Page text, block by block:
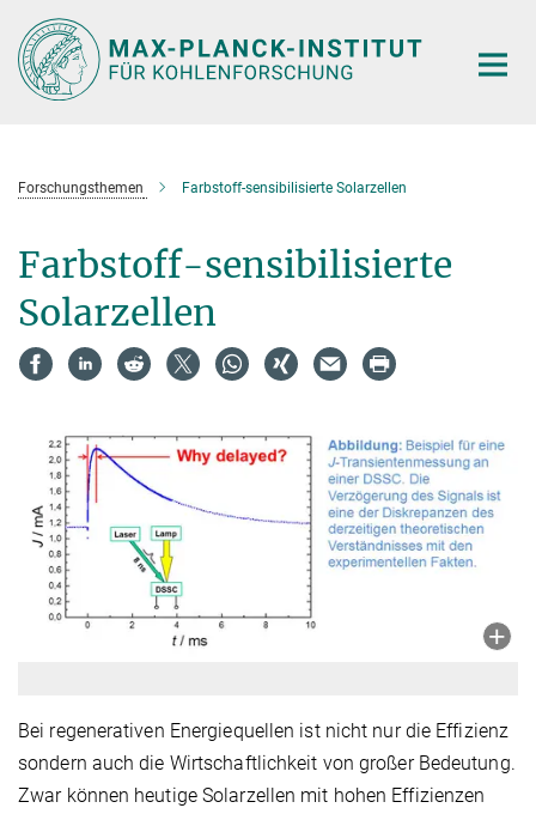
Hauptinhalt
Forschungsthemen Farbstoff-sensibilisierte Solarzellen
Farbstoff-sensibilisierte
Solarzellen
Bei regenerativen Energiequellen ist nicht nur die Effizienz
sondern auch die Wirtschaftlichkeit von großer Bedeutung.
Zwar können heutige Solarzellen mit hohen Effizienzen